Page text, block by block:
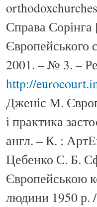
Справа
Європейського
2001. – № 3. –
http://
Дженіс М.
і практика
англ. – К. :
Цебенко С. Б.
Європейською
людини 1950 р.